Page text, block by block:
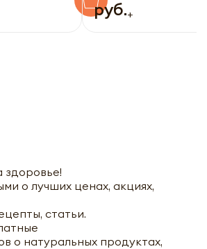
руб.+
о лучших ценах, акциях,
статьи.
о натуральных продуктах,